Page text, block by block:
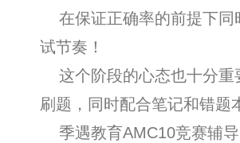
在保证正确率的前提下同
试节奏！
这个阶段的心态也十分重
刷题，同时配合笔记和错题
季遇教育AMC10竞赛辅导